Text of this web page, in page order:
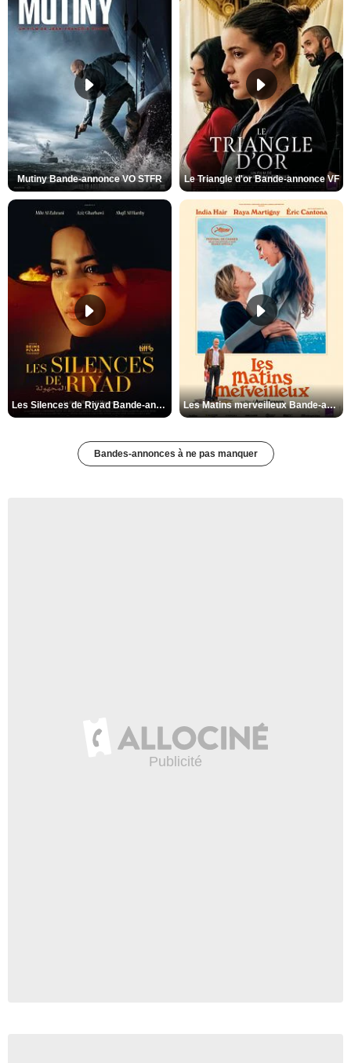
Mutiny Bande-annonce VO STFR Le Triangle d'or Bande-annonce VF
Les Silences de Riyad Bande-annonce VO STFR Les Matins merveilleux Bande-annonce VF
Bandes-annonces à ne pas manquer